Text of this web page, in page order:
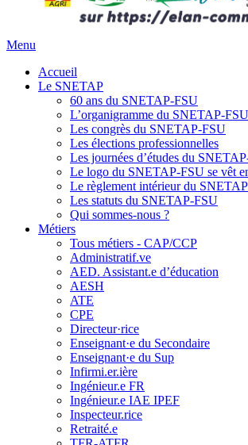
Menu
Accueil
Le SNETAP
60 ans du SNETAP-FSU
L’organigramme du SNETAP-FSU
Les congrès du SNETAP-FSU
Les élections professionnelles
Les journées d’études du
Le logo du SNETAP-FSU se vêt
Le règlement intérieur du
Les statuts du SNETAP-FSU
Qui sommes-nous ?
Métiers
Tous métiers - CAP/CCP
Administratif.ve
AED. Assistant.e d’éducation
AESH
ATE
CPE
Directeur·rice
Enseignant·e du Secondaire
Enseignant·e du Sup
Infirmi.er.ière
Ingénieur.e FR
Ingénieur.e IAE IPEF
Inspecteur.rice
Retraité.e